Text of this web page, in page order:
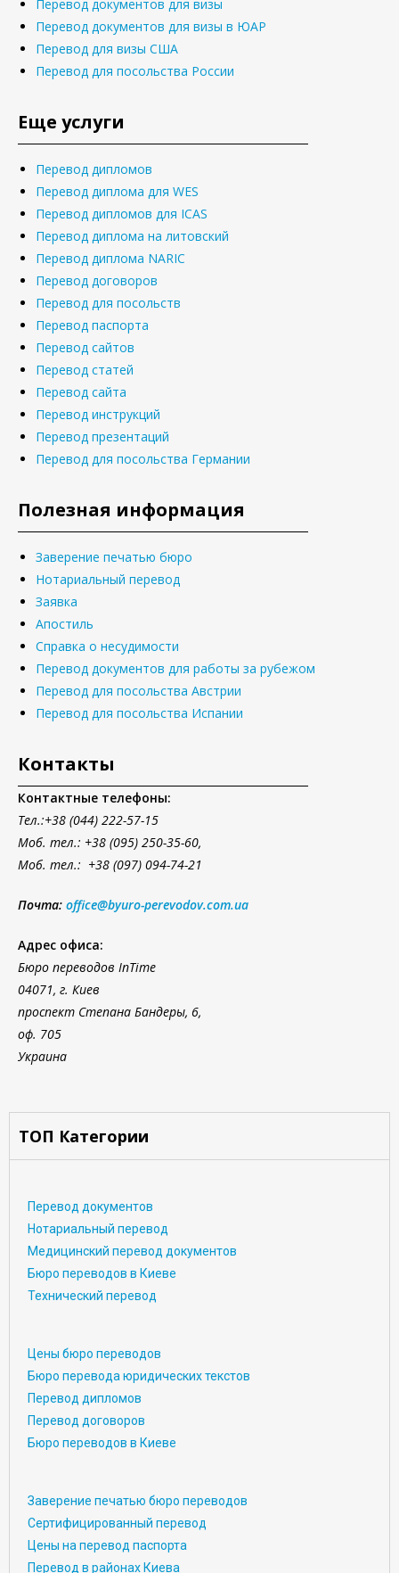
Перевод документов для визы
Перевод документов для визы в ЮАР
Перевод для визы США
Перевод для посольства России
Еще услуги
Перевод дипломов
Перевод диплома для WES
Перевод дипломов для ICAS
Перевод диплома на литовский
Перевод диплома NARIC
Перевод договоров
Перевод для посольств
Перевод паспорта
Перевод сайтов
Перевод статей
Перевод сайта
Перевод инструкций
Перевод презентаций
Перевод для посольства Германии
Полезная информация
Заверение печатью бюро
Нотариальный перевод
Заявка
Апостиль
Справка о несудимости
Перевод документов для работы за рубежом
Перевод для посольства Австрии
Перевод для посольства Испании
Контакты
Контактные телефоны:
Тел.:+38 (044) 222-57-15
Моб. тел.: +38 (095) 250-35-60,
Моб. тел.: +38 (097) 094-74-21
Почта: office@byuro-perevodov.com.ua
Адрес офиса:
Бюро переводов InTime
04071, г. Киев
проспект Степана Бандеры, 6,
оф. 705
Украина
ТОП Категории
Перевод документов
Нотариальный перевод
Медицинский перевод документов
Бюро переводов в Киеве
Технический перевод
Цены бюро переводов
Бюро перевода юридических текстов
Перевод дипломов
Перевод договоров
Бюро переводов в Киеве
Заверение печатью бюро переводов
Сертифицированный перевод
Цены на перевод паспорта
Перевод в районах Киева